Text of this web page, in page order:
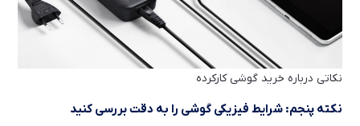
نکاتی درباره خرید گوشی کارکرده
نکته پنجم: شرایط فیزیکی گوشی را به دقت بررسی کنید